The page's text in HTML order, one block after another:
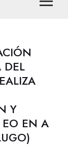
DEL
Y
EO EN A